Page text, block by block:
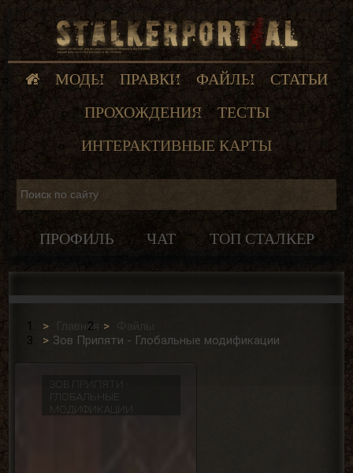
МОДЫ ПРАВКИ ФАЙЛЫ
СТАТЬИ
ПРОХОЖДЕНИЯ
ТЕСТЫ
ИНТЕРАКТИВНЫЕ КАРТЫ
ПРОФИЛЬ ЧАТ ТОП СТАЛКЕР
Главная
Файлы
Зов Припяти - Глобальные модификации
ЗОВ ПРИПЯТИ -
ГЛОБАЛЬНЫЕ
МОДИФИКАЦИИ